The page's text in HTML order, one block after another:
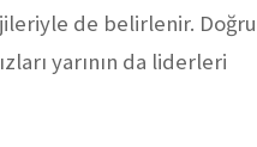
de belirlenir. Doğru
yarının da liderleri